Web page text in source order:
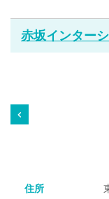
赤坂インター
住所